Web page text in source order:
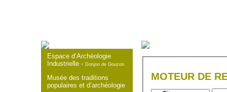
Espace d’Archéologie
Industrielle -Donjon de Gouzon
Musée des traditions
populaires et d’archéologie
MOTEUR DE